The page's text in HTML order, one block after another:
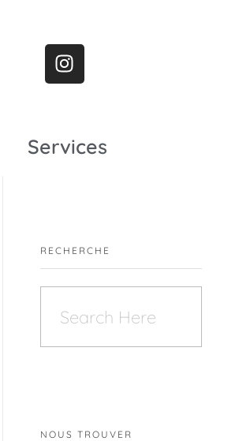
Services
RECHERCHE
NOUS TROUVER